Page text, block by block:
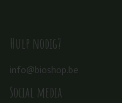
Hulp nodig?
info@bioshop.be
Social media